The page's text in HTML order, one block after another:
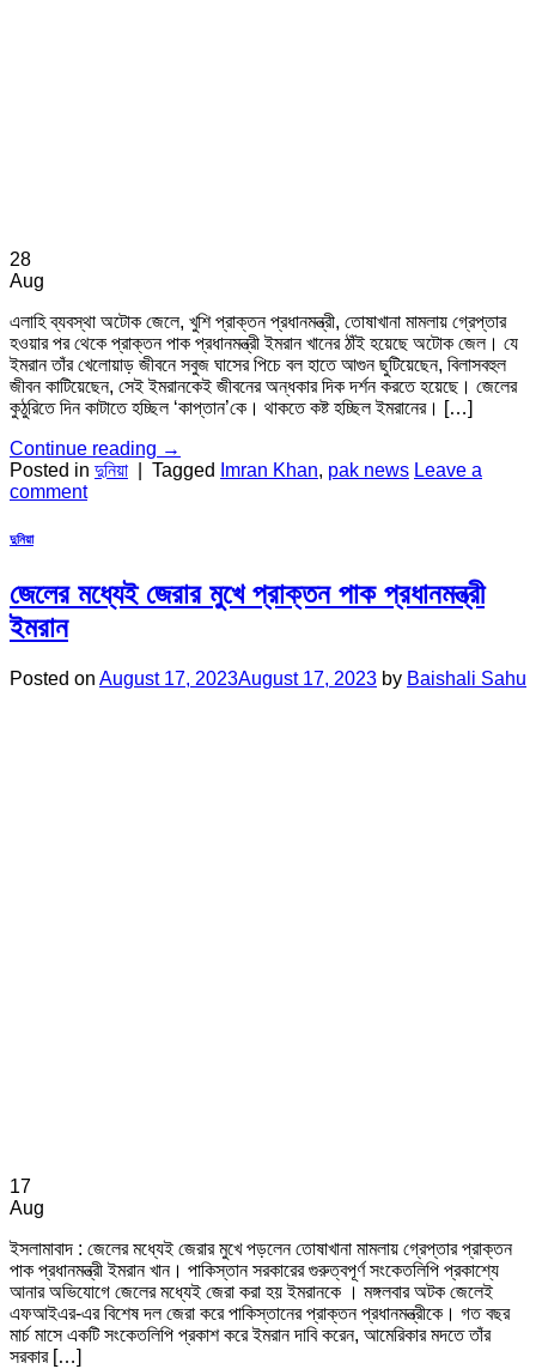
28
Aug
এলাহি ব্যবস্থা অটোক জেলে, খুশি প্রাক্তন প্রধানমন্ত্রী, তোষাখানা মামলায় গ্রেপ্তার
হওয়ার পর থেকে প্রাক্তন পাক প্রধানমন্ত্রী ইমরান খানের ঠাঁই হয়েছে অটোক জেল। যে
ইমরান তাঁর খেলোয়াড় জীবনে সবুজ ঘাসের পিচে বল হাতে আগুন ছুটিয়েছেন, বিলাসবহুল
জীবন কাটিয়েছেন, সেই ইমরানকেই জীবনের অন্ধকার দিক দর্শন করতে হয়েছে। জেলের
কুঠুরিতে দিন কাটাতে হচ্ছিল ‘কাপ্তান’কে। থাকতে কষ্ট হচ্ছিল ইমরানের। […]
Continue reading →
Posted in দুনিয়া Tagged Imran Khan, pak news Leave a
comment
দুনিয়া
জেলের মধ্যেই জেরার মুখে প্রাক্তন পাক প্রধানমন্ত্রী
ইমরান
Posted on August 17, 2023August 17, 2023 by Baishali Sahu
17
Aug
ইসলামাবাদ : জেলের মধ্যেই জেরার মুখে পড়লেন তোষাখানা মামলায় গ্রেপ্তার প্রাক্তন
পাক প্রধানমন্ত্রী ইমরান খান। পাকিস্তান সরকারের গুরুত্বপূর্ণ সংকেতলিপি প্রকাশ্যে
আনার অভিযোগে জেলের মধ্যেই জেরা করা হয় ইমরানকে । মঙ্গলবার অটক জেলেই
এফআইএর-এর বিশেষ দল জেরা করে পাকিস্তানের প্রাক্তন প্রধানমন্ত্রীকে। গত বছর
মার্চ মাসে একটি সংকেতলিপি প্রকাশ করে ইমরান দাবি করেন, আমেরিকার মদতে তাঁর
সরকার […]